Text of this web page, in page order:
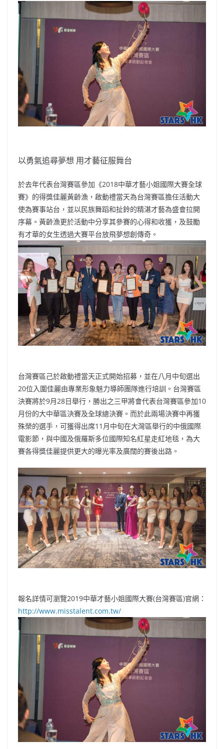
以勇氣追尋夢想 用才藝征服舞台
於去年代表台灣賽區參加《2018中華才藝小姐國際大賽全球
賽》的得獎佳麗黃齡漁，啟動禮當天為台灣賽區擔任活動大
使為賽事站台，並以民族舞蹈和扯鈴的精湛才藝為盛會拉開
序幕。黃齡漁更於活動中分享其參賽的心得和收獲，及鼓勵
有才華的女生透過大賽平台放飛夢想創傳奇。
台灣賽區己於啟動禮當天正式開始招募，並在八月中旬選出
20位入圍佳麗由專業形象魅力導師團隊進行培訓。台灣賽區
決賽將於9月28日舉行，勝出之三甲將會代表台灣賽區參加10
月份的大中華區決賽及全球總決賽。而於此兩場決賽中再獲
殊榮的選手，可獲得出席11月中旬在大灣區舉行的中俄國際
電影節，與中國及俄羅斯多位國際知名紅星走紅地毯，為大
賽各得獎佳麗提供更大的曝光率及廣闊的賽後出路。
報名詳情可瀏覽2019中華才藝小姐國際大賽(台灣賽區)官網：
http://www.misstalent.com.tw/